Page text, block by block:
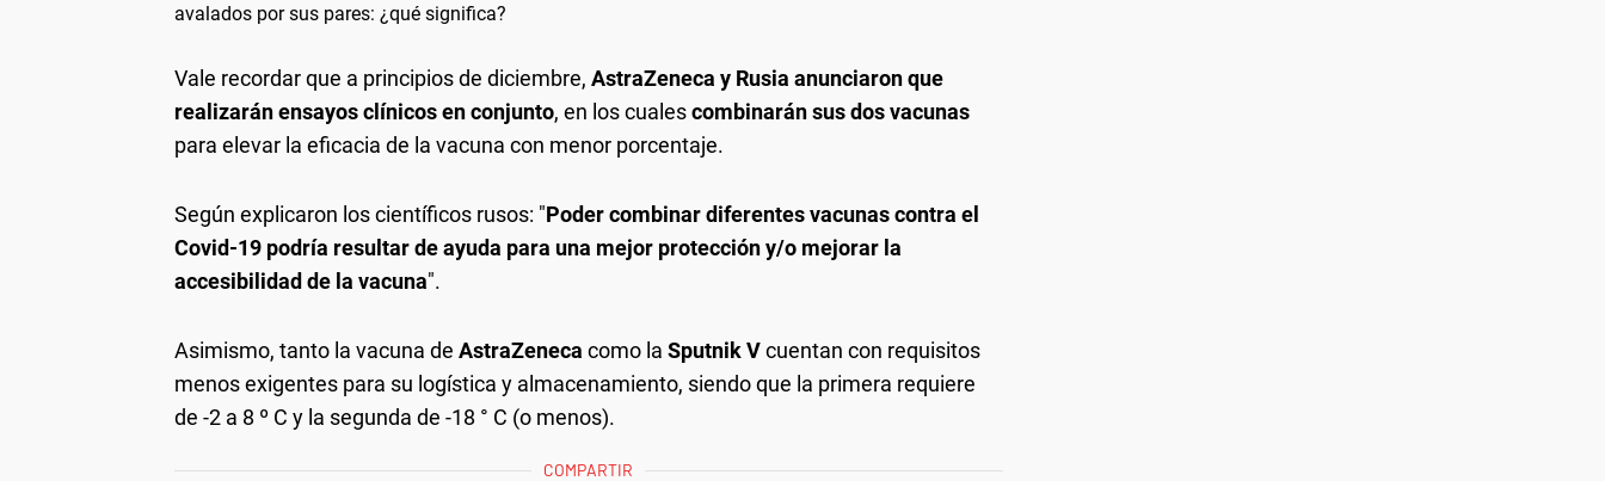
avalados por sus pares: ¿qué significa?
Vale recordar que a principios de diciembre, AstraZeneca y Rusia anunciaron que
realizarán ensayos clínicos en conjunto, en los cualescombinarán sus dos vacunas
para elevar la eficacia de la vacuna con menor porcentaje.
Según explicaron los científicos rusos: "Poder combinar diferentes vacunas contra el
Covid-19 podría resultar de ayuda para una mejor protección y/o mejorar la
accesibilidad de la vacuna".
Asimismo, tanto la vacuna de AstraZeneca como la Sputnik Vcuentan con requisitos
menos exigentes para su logística y almacenamiento, siendo que la primera requiere
de -2 a 8 º C y la segunda de -18 ° C (o menos).
COMPARTIR